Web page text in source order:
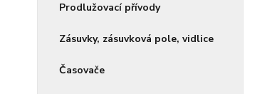
Prodlužovací přívody
Zásuvky, zásuvková pole, vidlice
Časovače